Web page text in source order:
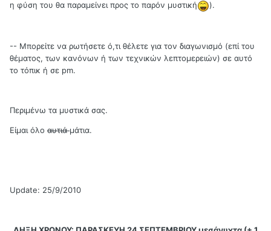
η φύση του θα παραμείνει προς το παρόν μυστική
).
-- Μπορείτε να ρωτήσετε ό,τι θέλετε για τον διαγωνισμό (επί του
θέματος, των κανόνων ή των τεχνικών λεπτομερειών) σε αυτό
το τόπικ ή σε pm.
Περιμένω τα μυστικά σας.
Είμαι όλο αυτιάμάτια.
Update: 25/9/2010